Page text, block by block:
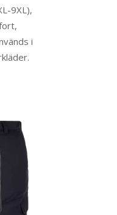
9XL),
i